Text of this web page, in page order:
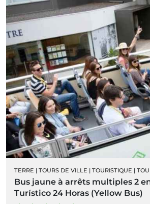
TERRE | TOURS DE VILLE | TOURISTIQUE |
Bus jaune à arrêts multiples 2
Turístico 24 Horas (Yellow Bus)